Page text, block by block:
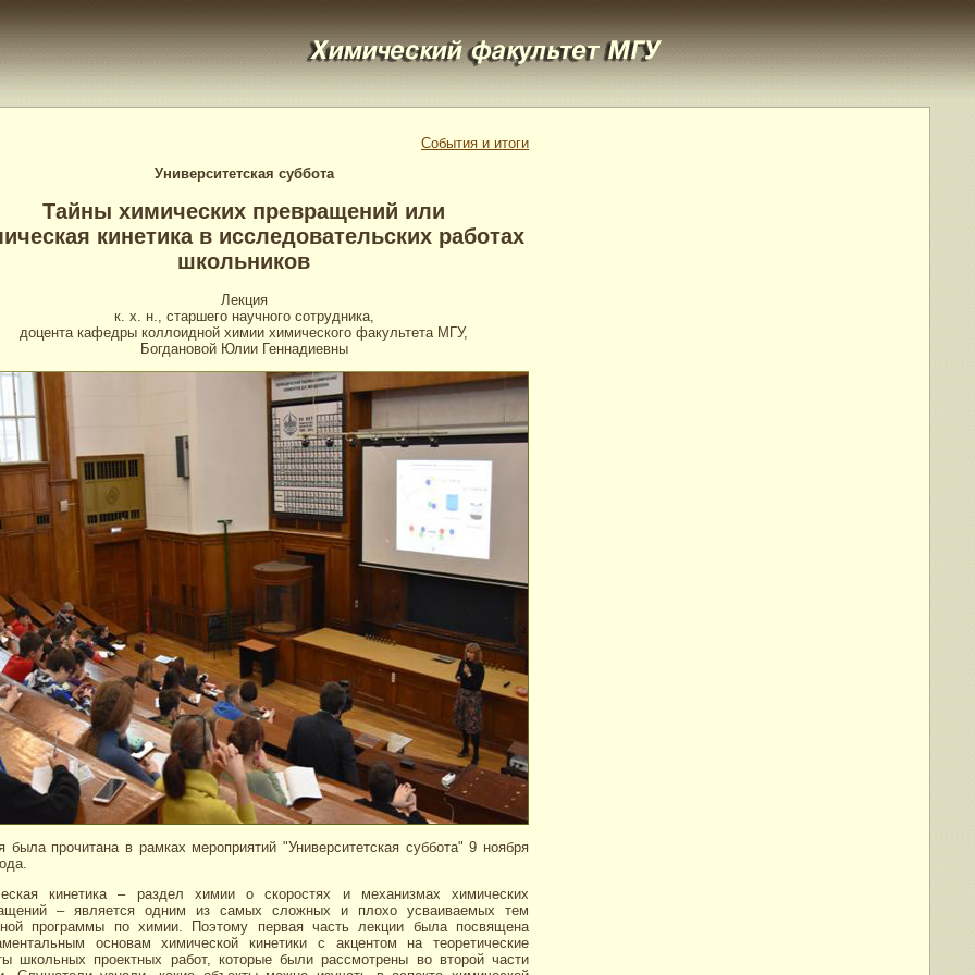
События и итоги
Университетская суббота
Тайны химических превращений или
кинетика в исследовательских работах
школьников
Лекция
к. х. н., старшего научного сотрудника,
доцента кафедры коллоидной химии химического факультета МГУ,
Богдановой Юлии Геннадиевны
была прочитана в рамках мероприятий "Университетская суббота" 9 ноября
кинетика – раздел химии о скоростях и механизмах химических
– является одним из самых сложных и плохо усваиваемых тем
программы по химии. Поэтому первая часть лекции была посвящена
основам химической кинетики с акцентом на теоретические
школьных проектных работ, которые были рассмотрены во второй части